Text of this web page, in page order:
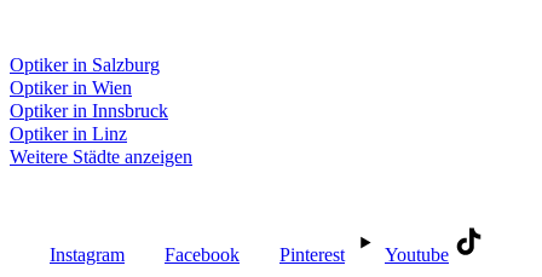
Optiker in Salzburg
Optiker in Wien
Optiker in Innsbruck
Optiker in Linz
Weitere Städte anzeigen
Instagram Facebook Pinterest Youtube